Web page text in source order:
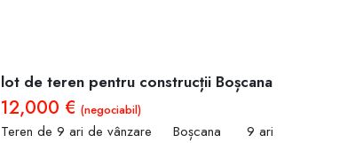
lot de teren pentru construcții Boșcana
12,000 € (negociabil)
Teren de 9 ari de vânzare Boșcana 9 ari